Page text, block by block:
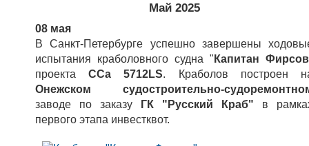
Май 2025
08 мая
В Санкт-Петербурге успешно завершены
испытания краболовного судна " Капитан Фирсов
проектаCCa 5712LS. Краболов построен
Онежском судостроительно-
заводе по заказу
ГК "Русский Краб" в
первого этапа инвестквот.